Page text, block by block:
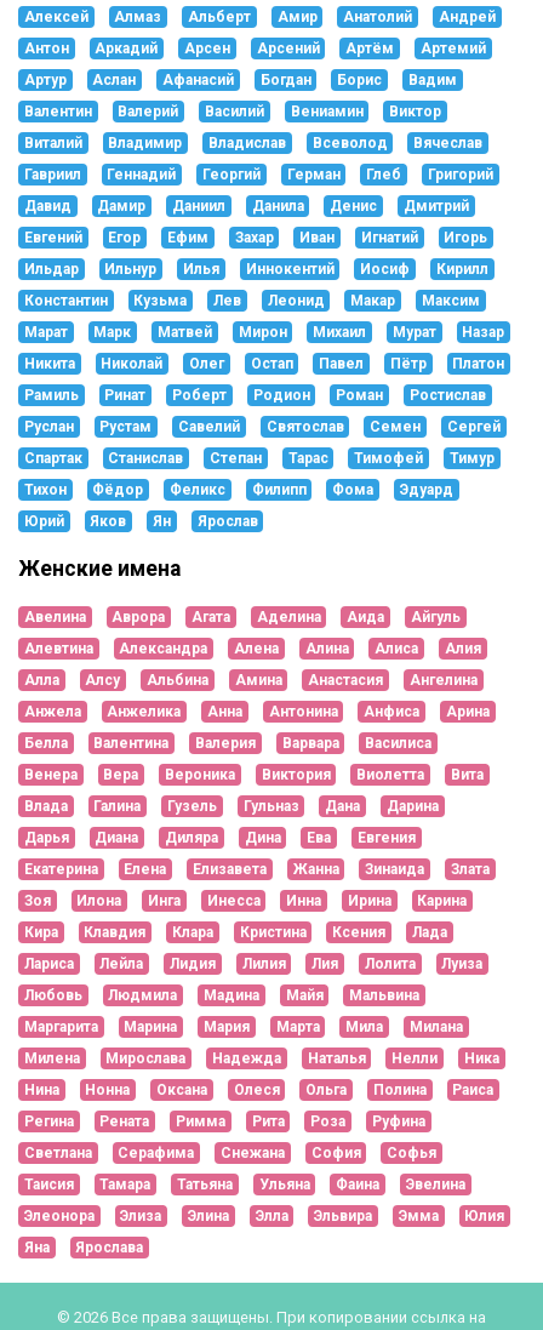
Алексей
Алмаз Альберт Амир Анатолий
Андрей
Антон
Аркадий Арсен Арсений Артём
Артемий
Артур
Аслан Афанасий Богдан Борис
Вадим
Валентин
Валерий Василий Вениамин
Виктор
Виталий
Владимир Владислав Всеволод
Вячеслав
Гавриил
Геннадий Георгий Герман Глеб
Григорий
Давид
Дамир Даниил Данила Денис
Дмитрий
Евгений
Егор Ефим Захар Иван Игнатий
Игорь
Ильдар
Ильнур Илья Иннокентий Иосиф
Кирилл
Константин
Кузьма Лев Леонид Макар
Максим
Марат
Марк Матвей Мирон Михаил Мурат
Назар
Никита
Николай Олег Остап Павел Пётр
Платон
Рамиль
Ринат Роберт Родион Роман
Ростислав
Руслан
Рустам Савелий Святослав Семен
Сергей
Спартак
Станислав Степан Тарас Тимофей
Тимур
Тихон
Фёдор Феликс Филипп Фома
Эдуард
Юрий
Яков Ян Ярослав
Женские имена
Авелина Аврора Агата Аделина Аида
Айгуль
Алевтина
Александра Алена Алина Алиса
Алия
Алла
Алсу Альбина Амина Анастасия
Ангелина
Анжела
Анжелика Анна Антонина Анфиса
Арина
Белла
Валентина Валерия Варвара
Василиса
Венера
Вера Вероника Виктория Виолетта
Вита
Влада
Галина Гузель Гульназ Дана
Дарина
Дарья
Диана Диляра Дина Ева
Евгения
Екатерина
Елена Елизавета Жанна Зинаида
Злата
Зоя
Илона Инга Инесса Инна Ирина
Карина
Кира
Клавдия Клара Кристина Ксения
Лада
Лариса
Лейла Лидия Лилия Лия Лолита
Луиза
Любовь
Людмила Мадина Майя
Мальвина
Маргарита
Марина Мария Марта Мила
Милана
Милена
Мирослава Надежда Наталья Нелли
Ника
Нина
Нонна Оксана Олеся Ольга Полина
Раиса
Регина
Рената Римма Рита Роза
Руфина
Светлана
Серафима Снежана София
Софья
Таисия
Тамара Татьяна Ульяна Фаина
Эвелина
Элеонора
Элиза Элина Элла Эльвира Эмма
Юлия
Яна
Ярослава
© 2026 Все права защищены. При копировании ссылка на